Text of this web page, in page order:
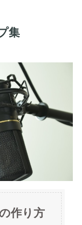
集
作り方